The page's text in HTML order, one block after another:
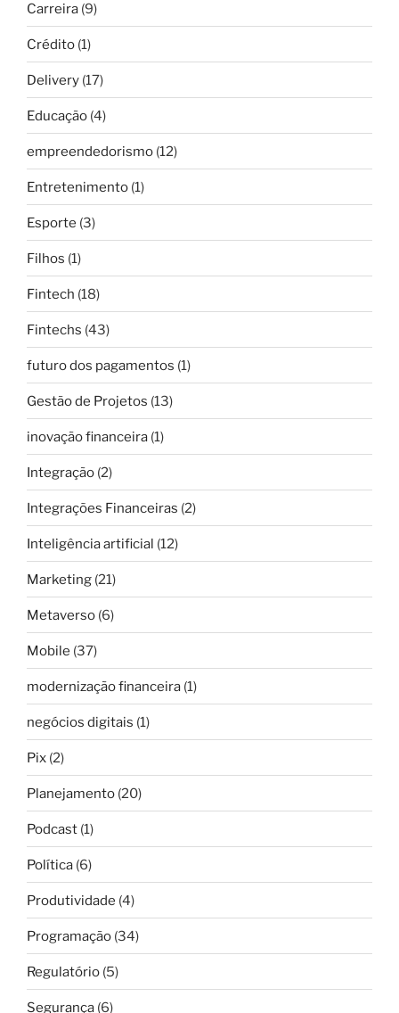
Carreira (9)
Crédito (1)
Delivery (17)
Educação (4)
empreendedorismo (12)
Entretenimento (1)
Esporte (3)
Filhos (1)
Fintech (18)
Fintechs (43)
futuro dos pagamentos (1)
Gestão de Projetos (13)
inovação financeira (1)
Integração (2)
Integrações Financeiras (2)
Inteligência artificial (12)
Marketing (21)
Metaverso (6)
Mobile (37)
modernização financeira (1)
negócios digitais (1)
Pix (2)
Planejamento (20)
Podcast (1)
Política (6)
Produtividade (4)
Programação (34)
Regulatório (5)
Segurança (6)